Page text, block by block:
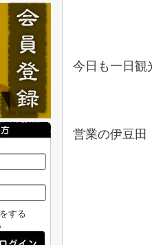
今日も一日観
営業の伊豆田
する